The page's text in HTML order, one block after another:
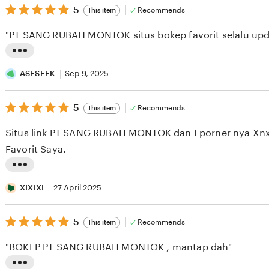
5
out
5
stars
5 This item Recommends
i
s
t
n
g
e
v
i
w
"PT SANG RUBAH MONTOK situs bokep favorit selalu
ASESEEK Sep 9, 2025
5
out
5
stars
5 This item Recommends
i
s
t
n
Situs link PT SANG RUBAH MONTOK dan Eporner nya
Favorit Saya.
XIXIXI 27 April 2025
5
out
5
stars
5 This item Recommends
"BOKEP PT SANG RUBAH MONTOK , mantap dah"